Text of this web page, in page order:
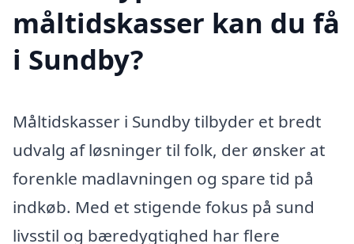
måltidskasser kan du få
i Sundby?
Måltidskasser i Sundby tilbyder et bredt
udvalg af løsninger til folk, der ønsker at
forenkle madlavningen og spare tid på
indkøb. Med et stigende fokus på sund
livsstil og bæredygtighed har flere